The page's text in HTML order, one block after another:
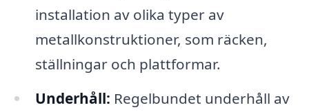
installation av olika typer av
metallkonstruktioner, som räcken,
ställningar och plattformar.
Underhåll: Regelbundet underhåll av